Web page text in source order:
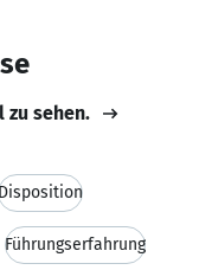
zu sehen.
Führungserfahrung